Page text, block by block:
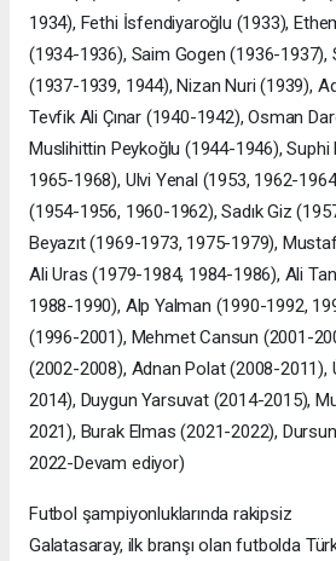
1934), Fethi İsfendiyaroğlu (1933),
(1934-1936), Saim Gogen (1936-1937),
(1937-1939, 1944), Nizan Nuri (1939),
Tevfik Ali Çınar (1940-1942), Osman
Muslihittin Peykoğlu (1944-1946), Suphi
1965-1968), Ulvi Yenal (1953, 1962-
(1954-1956, 1960-1962), Sadık Giz
Beyazıt (1969-1973, 1975-1979),
Ali Uras (1979-1984, 1984-1986), Ali
1988-1990), Alp Yalman (1990-1992,
(1996-2001), Mehmet Cansun (2001-
(2002-2008), Adnan Polat (2008-2011),
2014), Duygun Yarsuvat (2014-2015),
2021), Burak Elmas (2021-2022),
2022-Devam ediyor)
Futbol şampiyonluklarında rakipsiz
Galatasaray, ilk branşı olan futbolda